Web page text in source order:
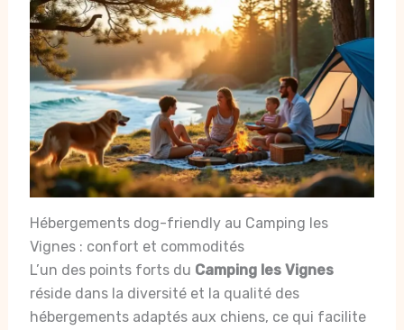
Hébergements dog-friendly au Camping les
Vignes : confort et commodités
L’un des points forts du Camping les Vignes
réside dans la diversité et la qualité des
hébergements adaptés aux chiens, ce qui facilite